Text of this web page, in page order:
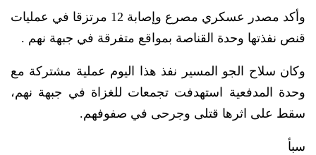
وأكد مصدر عسكري مصرع وإصابة 12 مرتزقا في عمليات
قنص نفذتها وحدة القناصة بمواقع متفرقة في جبهة نهم .
وكان سلاح الجو المسير نفذ هذا اليوم عملية مشتركة مع
وحدة المدفعية استهدفت تجمعات للغزاة في جبهة نهم،
سقط على اثرها قتلى وجرحى في صفوفهم.
سبأ